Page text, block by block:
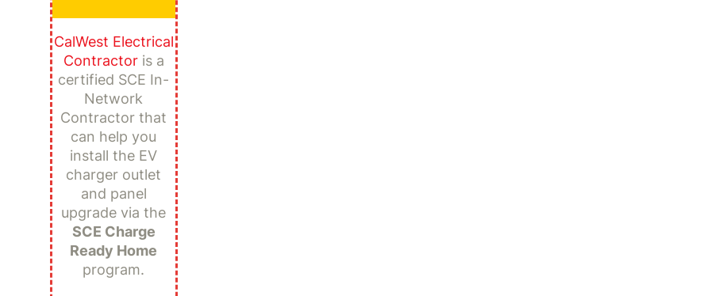
CalWest Electrical
Contractoris a
certified SCE In-
Network
Contractor that
can help you
install the EV
charger outlet
and panel
upgrade via the
SCE Charge
Ready Home
program.